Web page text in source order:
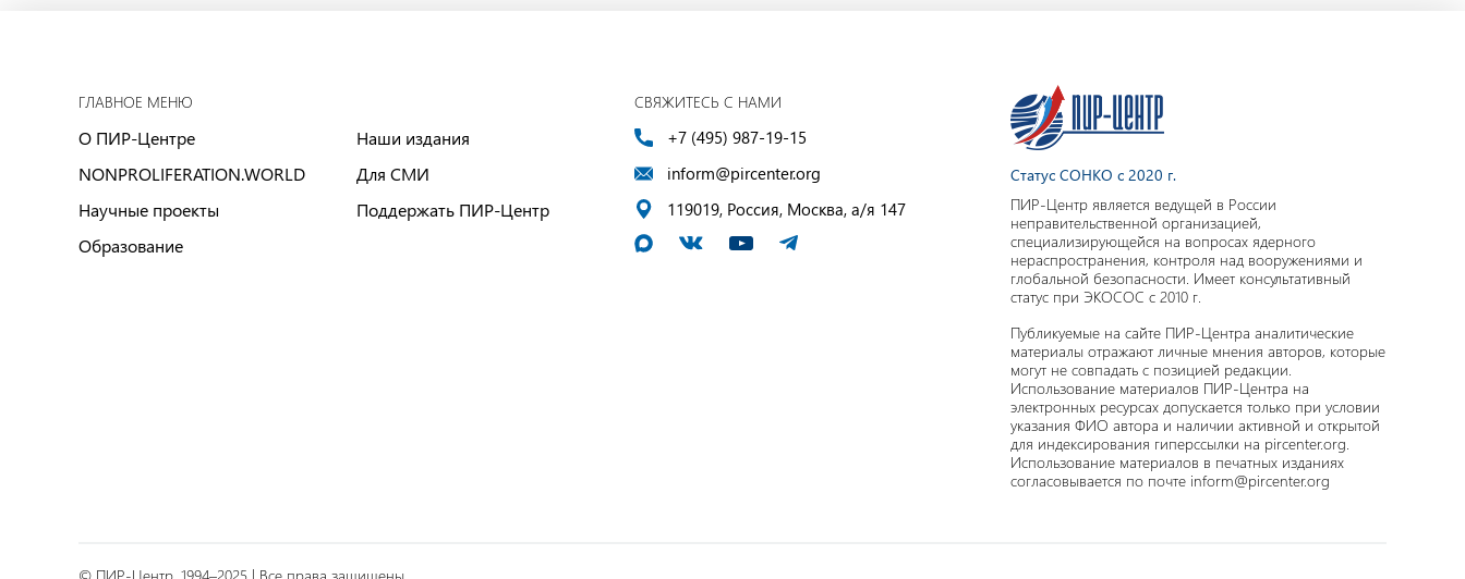
ГЛАВНОЕ МЕНЮ
О ПИР-Центре
NONPROLIFERATION.WORLD
Научные проекты
Образование
Наши издания
Для СМИ
Поддержать ПИР-Центр
СВЯЖИТЕСЬ С НАМИ
+7 (495) 987-19-15
inform@pircenter.org
119019, Россия, Москва, а/я 147
Статус СОНКО с 2020 г.
ПИР-Центр является ведущей в России
неправительственной организацией,
специализирующейся на вопросах ядерного
нераспространения, контроля над вооружениями и
глобальной безопасности. Имеет консультативный
статус при ЭКОСОС с 2010 г.
Публикуемые на сайте ПИР-Центра аналитические
материалы отражают личные мнения авторов, которые
могут не совпадать с позицией редакции.
Использование материалов ПИР-Центра на
электронных ресурсах допускается только при условии
указания ФИО автора и наличии активной и открытой
для индексирования гиперссылки на pircenter.org.
Использование материалов в печатных изданиях
согласовывается по почте inform@pircenter.org